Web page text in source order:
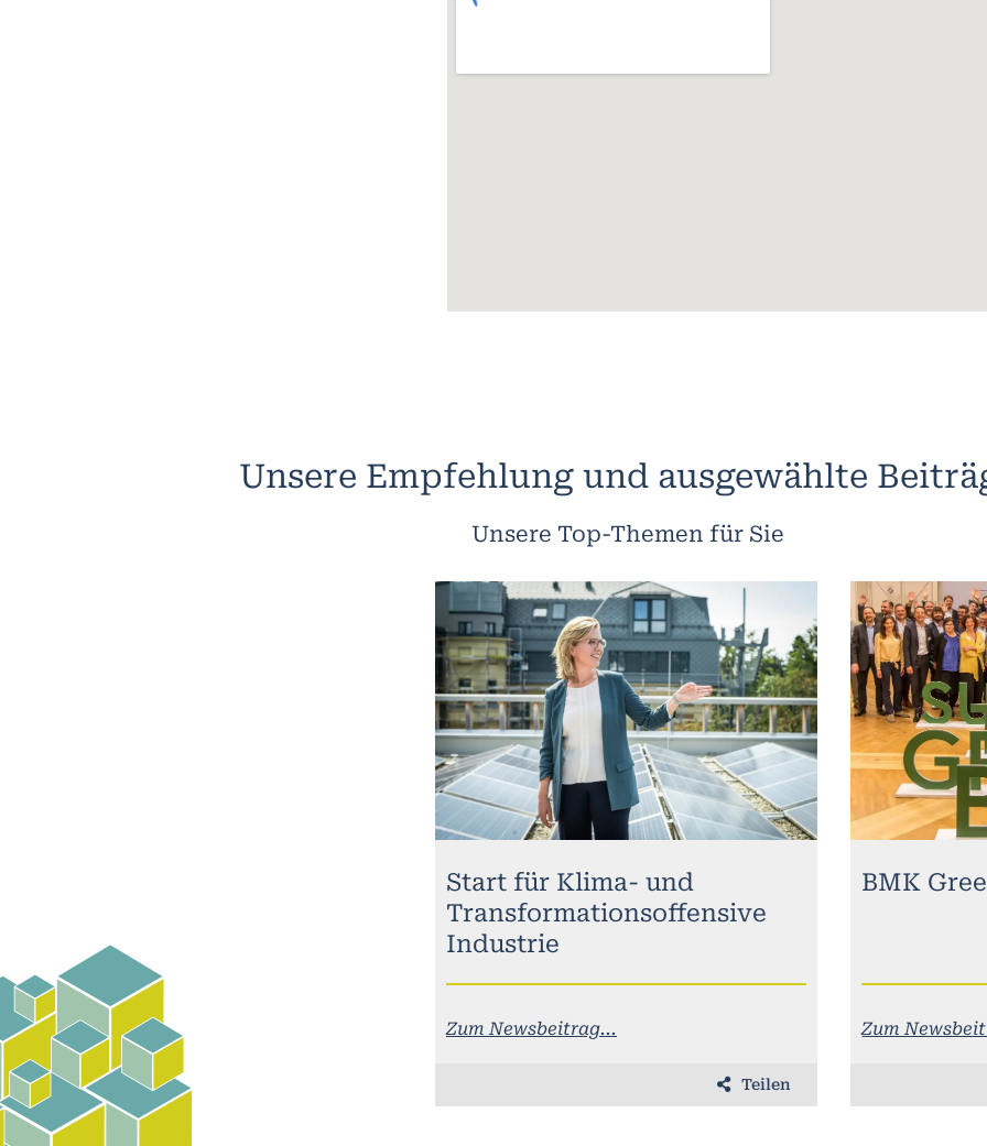
Unsere Empfehlung und ausgewählte
Unsere Top-Themen für Sie
Start für Klima- und
Transformationsoffensive
Industrie
Zum Newsbeitrag...
Teilen
BMK
Zum